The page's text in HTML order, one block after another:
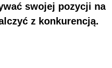
swojej pozycji na
z konkurencją.